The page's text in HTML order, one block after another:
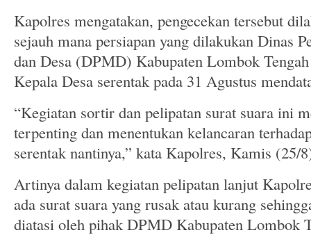
Kapolres mengatakan, pengecekan tersebut
sejauh mana persiapan yang dilakukan Dinas
dan Desa (DPMD) Kabupaten Lombok
Kepala Desa serentak pada 31 Agustus
“Kegiatan sortir dan pelipatan surat suara ini
terpenting dan menentukan kelancaran
serentak nantinya,” kata Kapolres, Kamis (25/
Artinya dalam kegiatan pelipatan lanjut
ada surat suara yang rusak atau kurang
diatasi oleh pihak DPMD Kabupaten Lombok